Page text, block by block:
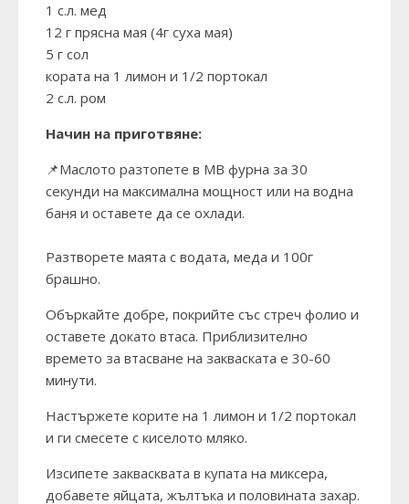
1 с.л. мед
12 г прясна мая (4г суха мая)
5 г сол
кората на 1 лимон и 1/2 портокал
2 с.л. ром
Начин на приготвяне:
📌Маслото разтопете в МВ фурна за 30
секунди на максимална мощност или на водна
баня и оставете да се охлади.
Разтворете маята с водата, меда и 100г
брашно.
Объркайте добре, покрийте със стреч фолио и
оставете докато втаса. Приблизително
времето за втасване на закваската е 30-60
минути.
Настържете корите на 1 лимон и 1/2 портокал
и ги смесете с киселото мляко.
Изсипете заквасквата в купата на миксера,
добавете яйцата, жълтъка и половината захар.